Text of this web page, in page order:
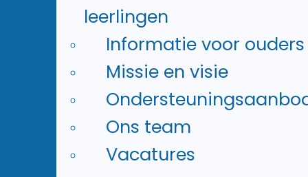
leerlingen
Informatie voor ouders
Missie en visie
Ons team
Vacatures